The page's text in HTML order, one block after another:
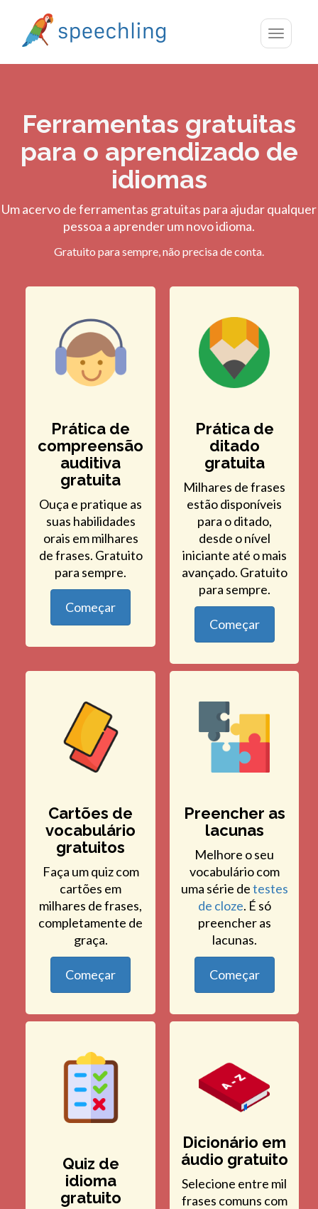
Toggle
Ferramentas gratuitas
para o aprendizado de
idiomas
Um acervo de ferramentas gratuitas para ajudar qualquer
pessoa a aprender um novo idioma.
Gratuito para sempre, não precisa de conta.
Prática de
compreensão
auditiva
gratuita
Ouça e pratique as
suas habilidades
orais em milhares
de frases. Gratuito
para sempre.
Começar
Prática de
ditado
gratuita
Milhares de frases
estão disponíveis
para o ditado,
desde o nível
iniciante até o mais
avançado. Gratuito
para sempre.
Começar
Cartões de
vocabulário
gratuitos
Faça um quiz com
cartões em
milhares de frases,
completamente de
graça.
Começar
Preencher as
lacunas
Melhore o seu
vocabulário com
uma série detestes
de cloze. É só
preencher as
lacunas.
Começar
Quiz de
idioma
gratuito
Dicionário em
áudio gratuito
Selecione entre mil
frases comuns com